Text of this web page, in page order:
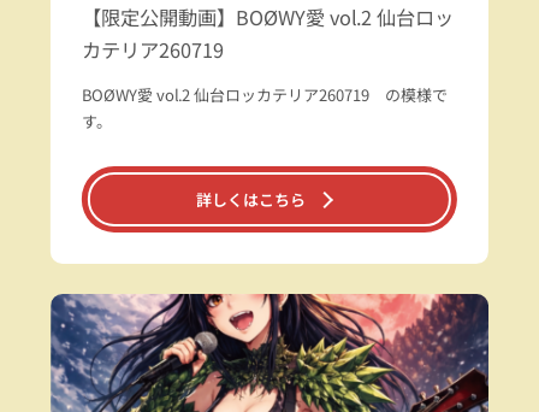
【限定公開動画】BOØWY愛 vol.2 仙台ロッ
カテリア260719
BOØWY愛 vol.2 仙台ロッカテリア260719 の模様で
す。
詳しくはこちら